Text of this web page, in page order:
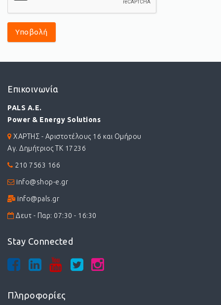
Υποβολή
Επικοινωνία
PALS A.E.
Power & Energy Solutions
ΧΑΡΤΗΣ - Αριστοτέλους 16 και Ομήρου
Αγ. Δημήτριος ΤΚ 17236
210 7563 166
info@shop-e.gr
info@pals.gr
Δευτ - Παρ: 07:30 - 16:30
Stay Connected
Πληροφορίες